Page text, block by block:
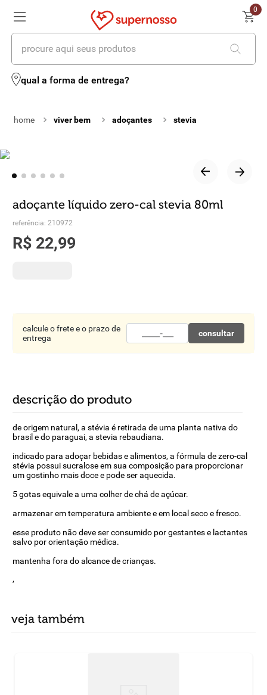
0
procure aqui seus produtos
qual a forma de entrega?
viver bem adoçantes stevia
adoçante líquido zero-cal stevia 80ml
referência: 210972
R$ 22,99
calcule o frete e o prazo de
entrega
consultar
descrição do produto
de origem natural, a stévia é retirada de uma planta nativa do
brasil e do paraguai, a stevia rebaudiana.
indicado para adoçar bebidas e alimentos, a fórmula de zero-cal
stévia possui sucralose em sua composição para proporcionar
um gostinho mais doce e pode ser aquecida.
5 gotas equivale a uma colher de chá de açúcar.
armazenar em temperatura ambiente e em local seco e fresco.
esse produto não deve ser consumido por gestantes e lactantes
salvo por orientação médica.
mantenha fora do alcance de crianças.
,
veja também
termos mais buscados
2º leite
º iogurte
6º biscoito
7º vinhos
10º chocolate